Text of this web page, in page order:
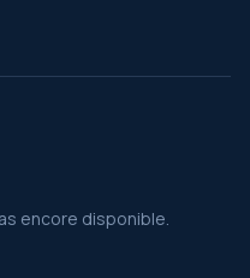
encore disponible.